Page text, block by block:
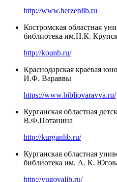
http://www.herzenlib.ru
Костромская областная
библиотека им.Н.К.
http://kounb.ru/
Краснодарская краевая
И.Ф. Вараввы
https://www.bibliovaravva.ru/
Курганская областная
В.Ф.Потанина
http://kurganlib.ru/
Курганская областная
библиотека им. А. К.
http://yugovalib.ru/